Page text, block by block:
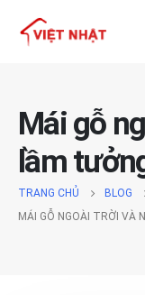
Mái gỗ
lầm
TRANG CHỦ BLOG
MÁI GỖ NGOÀI TRỜI VÀ